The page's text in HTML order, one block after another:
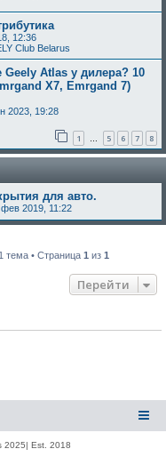
12:36
Club Belarus
Atlas у дилера? 10
X7, Emrgand 7)
2023, 19:28
1 … 5 6 7 8
для авто.
фев 2019, 11:22
тема • Страница 1 из 1
Перейти
2025| Est. 2018